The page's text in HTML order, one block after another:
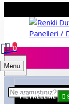
Menu
0
FILTRELEME